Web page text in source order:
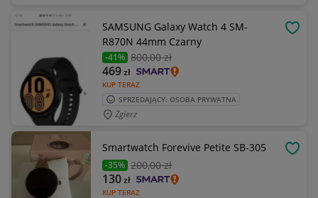
SAMSUNG Galaxy Watch 4 SM-
R870N 44mm Czarny
-41% 800,00 zł
KUP TERAZ
469zł
SPRZEDAJĄCY: OSOBA PRYWATNA
Zgierz
Smartwatch Forevive Petite SB-305
-35% 200,00 zł
KUP TERAZ
130zł